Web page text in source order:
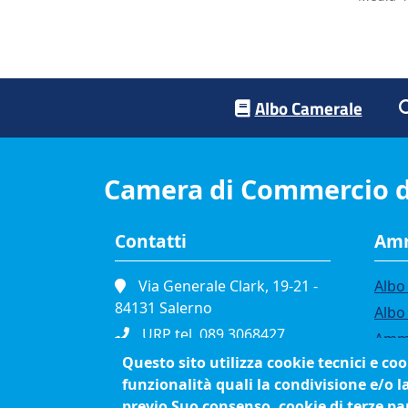
Footer menuAlbo Camerale
Camera di Commercio
Contatti
Via Generale Clark, 19-21 -
84131 Salerno
URP tel. 089.3068427
Portineria tel. 089.3068111
Fax. 089.334865
Questo sito utilizza cookie tecnici e
funzionalità quali la condivisione e/o